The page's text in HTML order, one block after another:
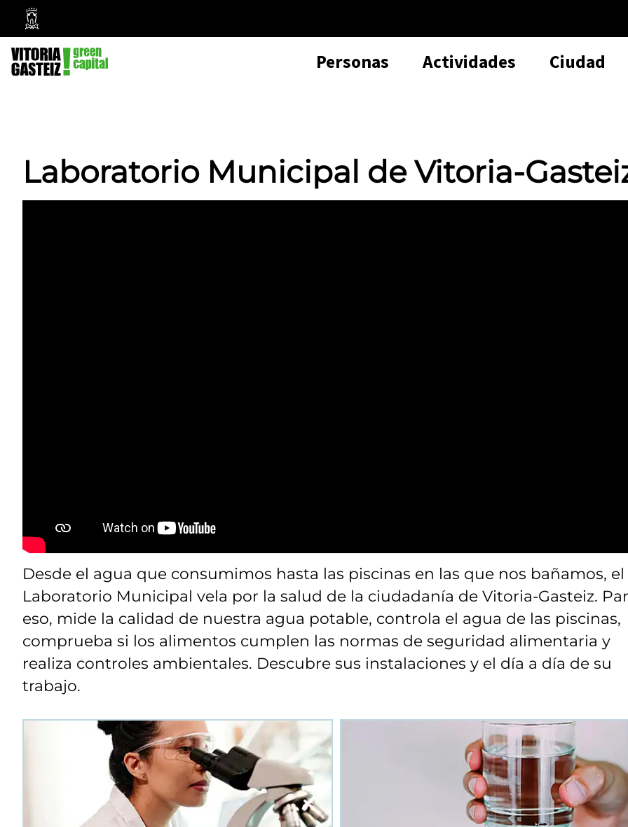
Ayuntamiento
Vitoria-
Gasteiz
Personas Actividades Ciudad
Laboratorio Municipal de Vitoria-
Desde el agua que consumimos hasta las piscinas en las que nos bañamos, el
Laboratorio Municipal vela por la salud de la ciudadanía de Vitoria-Gasteiz.
eso, mide la calidad de nuestra agua potable, controla el agua de las piscinas,
comprueba si los alimentos cumplen las normas de seguridad alimentaria y
realiza controles ambientales. Descubre sus instalaciones y el día a día de su
trabajo.